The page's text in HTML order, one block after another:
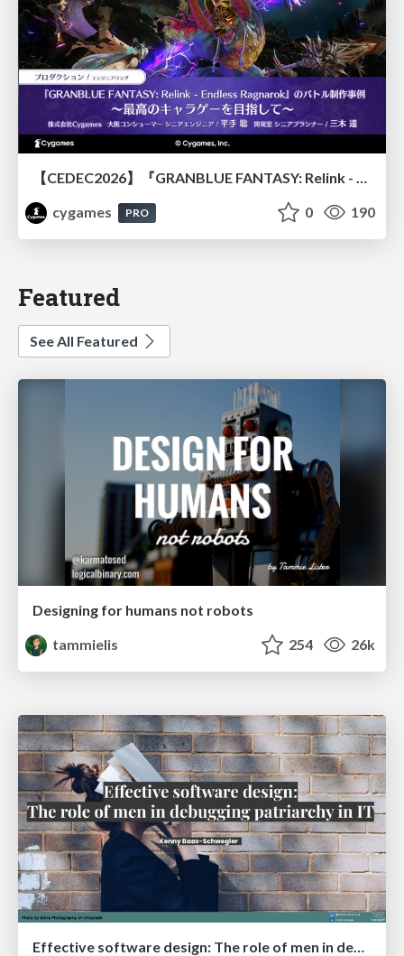
【CEDEC2026】『GRANBLUE FANTASY: Relink - Endless Ragnarok』のバトル制作事例 ～最高のキャラゲーを目指して～
cygames
PRO 0 190
Featured
See All Featured
Designing for humans not robots
tammielis
254 26k
Effective software design: The role of men in debugging patriarchy in IT @ Voxxed Days AMS